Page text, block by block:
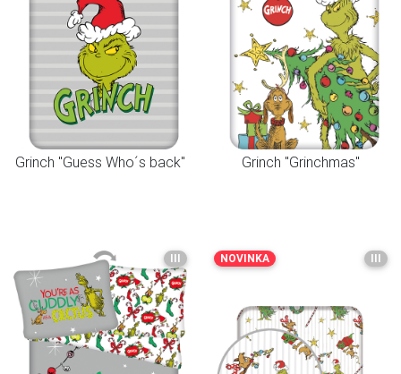
Grinch "Guess Who´s back" Grinch "Grinchmas"
III NOVINKA III